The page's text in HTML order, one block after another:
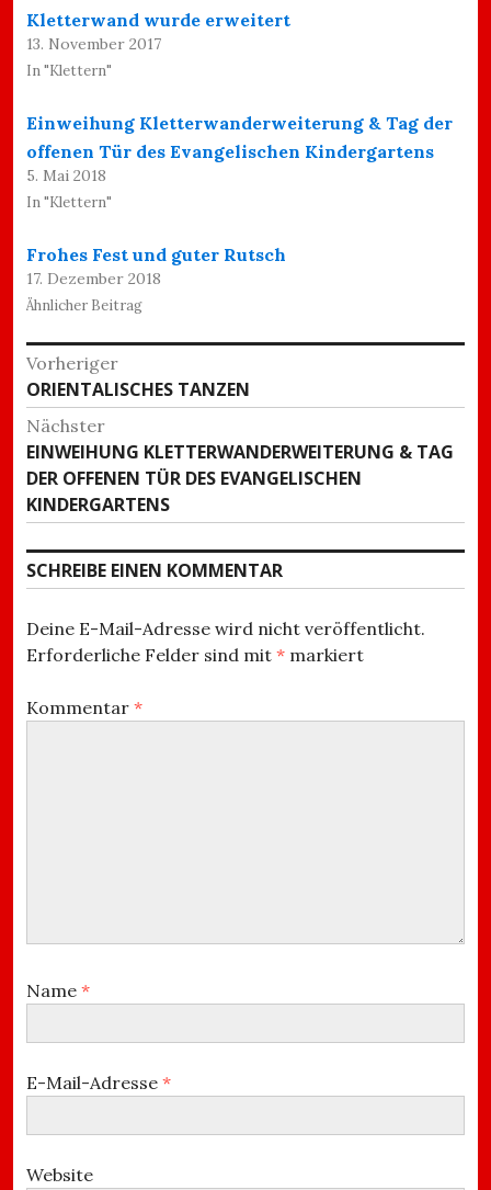
Kletterwand wurde erweitert
13. November 2017
In "Klettern"
Einweihung Kletterwanderweiterung & Tag der
offenen Tür des Evangelischen Kindergartens
5. Mai 2018
In "Klettern"
Frohes Fest und guter Rutsch
17. Dezember 2018
Ähnlicher Beitrag
Beitragsnavigation
Vorheriger
Vorheriger
Beitrag:
ORIENTALISCHES TANZEN
Nächster
Nächster
Beitrag:
EINWEIHUNG KLETTERWANDERWEITERUNG & TAG
DER OFFENEN TÜR DES EVANGELISCHEN
KINDERGARTENS
SCHREIBE EINEN KOMMENTAR
Deine E-Mail-Adresse wird nicht veröffentlicht.
Erforderliche Felder sind mit * markiert
Kommentar *
Name *
E-Mail-Adresse *
Website